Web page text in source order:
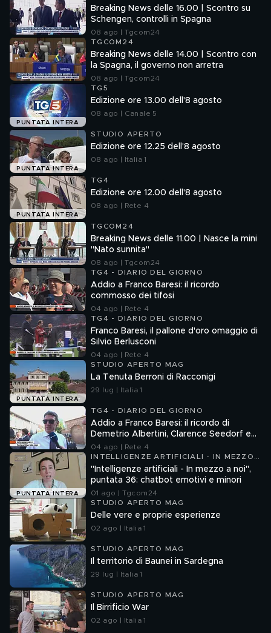
Breaking News delle 16.00 | Scontro su
Schengen, controlli in Spagna
08 ago | Tgcom24
TGCOM24
Breaking News delle 14.00 | Scontro con
la Spagna, il governo non arretra
08 ago | Tgcom24
PUNTATA INTERA
TG5
Edizione ore 13.00 dell'8 agosto
08 ago | Canale 5
PUNTATA INTERA
STUDIO APERTO
Edizione ore 12.25 dell'8 agosto
08 ago | Italia 1
PUNTATA INTERA
TG4
Edizione ore 12.00 dell'8 agosto
08 ago | Rete 4
TGCOM24
Breaking News delle 11.00 | Nasce la mini
"Nato sunnita"
08 ago | Tgcom24
TG4 - DIARIO DEL GIORNO
Addio a Franco Baresi: il ricordo
commosso dei tifosi
04 ago | Rete 4
TG4 - DIARIO DEL GIORNO
Franco Baresi, il pallone d'oro omaggio di
Silvio Berlusconi
04 ago | Rete 4
PUNTATA INTERA
STUDIO APERTO MAG
La Tenuta Berroni di Racconigi
29 lug | Italia 1
TG4 - DIARIO DEL GIORNO
Addio a Franco Baresi: il ricordo di
Demetrio Albertini, Clarence Seedorf e
Giovanni Galli
04 ago | Rete 4
PUNTATA INTERA
INTELLIGENZE ARTIFICIALI - IN MEZZO
A NOI
"Intelligenze artificiali - In mezzo a noi",
puntata 36: chatbot emotivi e minori
01 ago | Tgcom24
STUDIO APERTO MAG
Delle vere e proprie esperienze
02 ago | Italia 1
STUDIO APERTO MAG
Il territorio di Baunei in Sardegna
29 lug | Italia 1
STUDIO APERTO MAG
Il Birrificio War
02 ago | Italia 1